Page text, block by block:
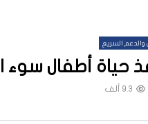
السريع
حياة أطفال سوء
9.3 ألف